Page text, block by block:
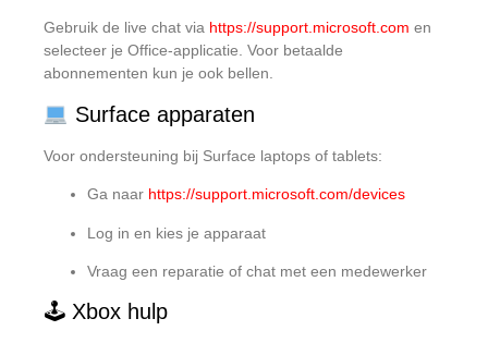
Gebruik de live chat via https://support.microsoft.com en
selecteer je Office-applicatie. Voor betaalde
abonnementen kun je ook bellen.
Surface apparaten
Voor ondersteuning bij Surface laptops of tablets:
Ga naar https://support.microsoft.com/devices
Log in en kies je apparaat
Vraag een reparatie of chat met een medewerker
🕹 Xbox hulp